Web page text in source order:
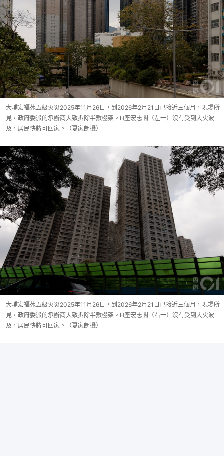
大埔宏福苑五級火災2025年11月26日，到2026年2月21日已接近三個月，現場所
見，政府委派的承辦商大致拆除半數棚架。H座宏志閣（左一）沒有受到大火波
及，居民快將可回家。（夏家朗攝）
大埔宏福苑五級火災2025年11月26日，到2026年2月21日已接近三個月，現場所
見，政府委派的承辦商大致拆除半數棚架。H座宏志閣（右一）沒有受到大火波
及，居民快將可回家。（夏家朗攝）